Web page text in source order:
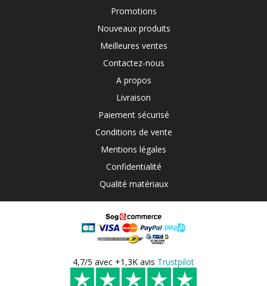
Promotions
Nouveaux produits
Meilleures ventes
Contactez-nous
A propos
Livraison
Paiement sécurisé
Conditions de vente
Mentions légales
Confidentialité
Qualité matériaux
4,7/5 avec +1,3K avis Trustpilot